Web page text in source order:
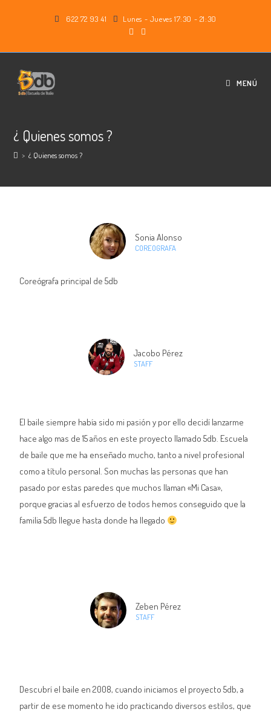
622 72 93 41 Lunes - Jueves 17:30 - 21:30
MENÚ
¿ Quienes somos ?
> ¿ Quienes somos ?
Sonia Alonso
COREOGRAFA
Coreógrafa principal de 5db
Jacobo Pérez
STAFF
El baile siempre había sido mi pasión y por ello decidí lanzarme
hace algo mas de 15 años en este proyecto llamado 5db. Escuela
de baile que me ha enseñado mucho, tanto a nivel profesional
como a título personal. Son muchas las personas que han
pasado por estas paredes que muchos llaman «Mi Casa»,
porque gracias al esfuerzo de todos hemos conseguido que la
familia 5db llegue hasta donde ha llegado
Zeben Pérez
STAFF
Descubrí el baile en 2008, cuando iniciamos el proyecto 5db, a
partir de ese momento he ido practicando diversos estilos, que